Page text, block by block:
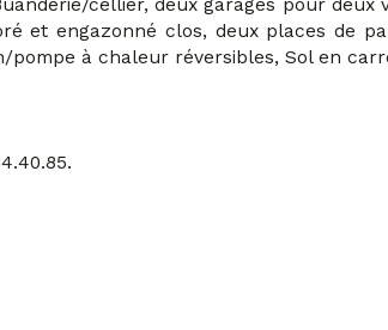
cellier, deux garages pour deux
et engazonné clos, deux places de
pompe à chaleur réversibles, Sol en